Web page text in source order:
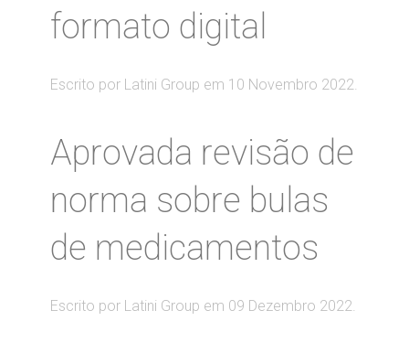
formato digital
Escrito por Latini Group em 10 Novembro 2022.
Aprovada revisão de
norma sobre bulas
de medicamentos
Escrito por Latini Group em 09 Dezembro 2022.